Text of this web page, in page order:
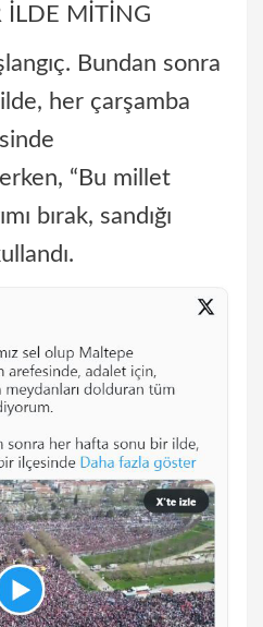
İLDE MİTİNG
Bundan sonra
her çarşamba
“Bu millet
bırak, sandığı